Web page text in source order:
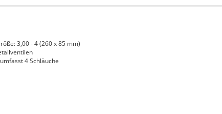
3,00 - 4 (260 x 85 mm)
4 Schläuche